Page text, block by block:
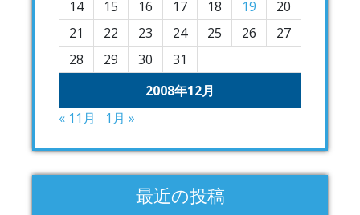
2008年12月
14
15 16 17 18 19
20
21
22 23 24 25 26
27
28
29 30 31
« 11月 1月 »
最近の投稿